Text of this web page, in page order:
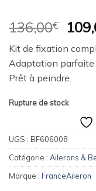
136,00€
Le
Kit de fixation
Adaptation parfaite
Prêt à peindre.
Rupture de stock
UGS : BF606008
Catégorie : Ailerons &
Marque : FranceAileron